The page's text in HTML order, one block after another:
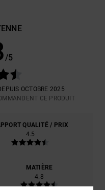
/5
OCTOBRE 2025
CE PRODUIT
QUALITÉ / PRIX
4.5
MATIÈRE
4.8